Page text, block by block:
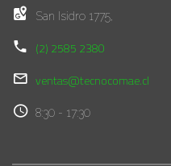
San Isidro 1775,
(2) 2585 2380
ventas@tecnocomae.cl
8:30 - 17:30